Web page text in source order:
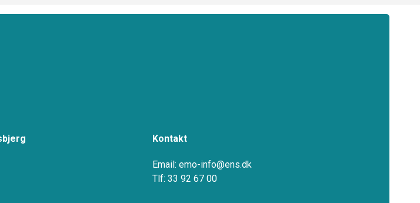
Kontakt
Email: emo-info@ens.dk
Tlf: 33 92 67 00